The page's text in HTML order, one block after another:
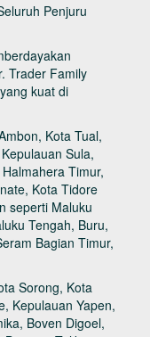
Penjuru
Trader Family
kuat di
Kota Tual,
Sula,
Timur,
Kota Tidore
seperti Maluku
Tengah, Buru,
Bagian Timur,
Sorong, Kota
Kepulauan Yapen,
Boven Digoel,